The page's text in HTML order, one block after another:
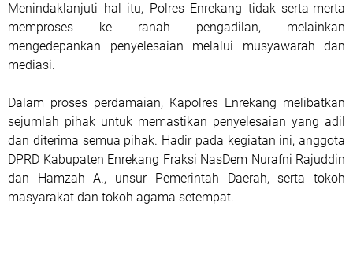
Menindaklanjuti hal itu, Polres Enrekang tidak serta-merta
memproses ke ranah pengadilan, melainkan
mengedepankan penyelesaian melalui musyawarah dan
mediasi.
Dalam proses perdamaian, Kapolres Enrekang melibatkan
sejumlah pihak untuk memastikan penyelesaian yang adil
dan diterima semua pihak. Hadir pada kegiatan ini, anggota
DPRD Kabupaten Enrekang Fraksi NasDem Nurafni Rajuddin
dan Hamzah A., unsur Pemerintah Daerah, serta tokoh
masyarakat dan tokoh agama setempat.